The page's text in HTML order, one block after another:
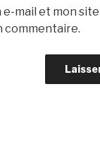
mail et mon
commentaire.